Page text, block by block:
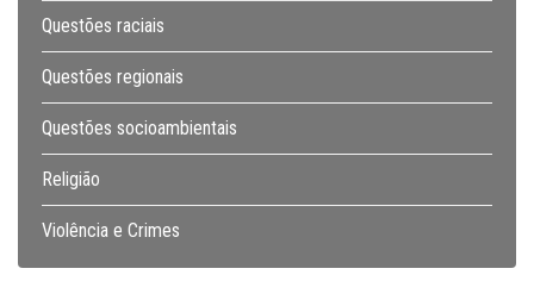
Questões raciais
Questões regionais
Questões socioambientais
Religião
Violência e Crimes